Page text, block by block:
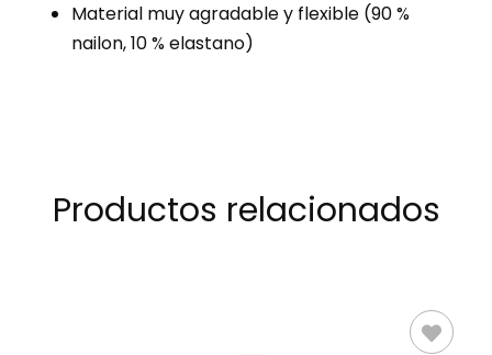
Material muy agradable y flexible (90 %
nailon, 10 % elastano)
Productos relacionados